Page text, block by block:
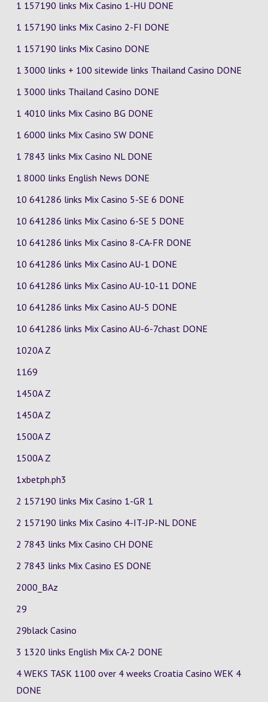
1 157190 links Mix Casino 1-HU DONE
1 157190 links Mix Casino 2-FI DONE
1 157190 links Mix Casino DONE
1 3000 links + 100 sitewide links Thailand Casino DONE
1 3000 links Thailand Casino DONE
1 4010 links Mix Casino BG DONE
1 6000 links Mix Casino SW DONE
1 7843 links Mix Casino NL DONE
1 8000 links English News DONE
10 641286 links Mix Casino 5-SE 6 DONE
10 641286 links Mix Casino 6-SE 5 DONE
10 641286 links Mix Casino 8-CA-FR DONE
10 641286 links Mix Casino AU-1 DONE
10 641286 links Mix Casino AU-10-11 DONE
10 641286 links Mix Casino AU-5 DONE
10 641286 links Mix Casino AU-6-7chast DONE
1020A Z
1169
1450A Z
1450A Z
1500A Z
1500A Z
1xbetph.ph3
2 157190 links Mix Casino 1-GR 1
2 157190 links Mix Casino 4-IT-JP-NL DONE
2 7843 links Mix Casino CH DONE
2 7843 links Mix Casino ES DONE
2000_BAz
29
29black Casino
3 1320 links English Mix CA-2 DONE
4 WEKS TASK 1100 over 4 weeks Croatia Casino WEK 4
DONE